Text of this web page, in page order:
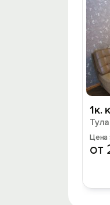
1к.
Цена
от